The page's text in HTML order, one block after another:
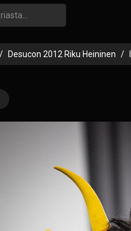
Desucon 2012 Riku Heininen